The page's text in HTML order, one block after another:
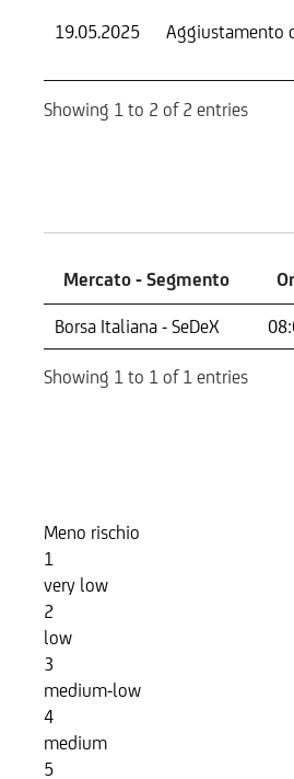
19.05.2025
Aggiustamento
Showing 1 to 2 of 2 entries
Mercato - Segmento
Mercato - Segmento
Borsa Italiana - SeDeX
Showing 1 to 1 of 1 entries
Meno rischio
1
very low
2
low
3
medium-low
4
medium
5